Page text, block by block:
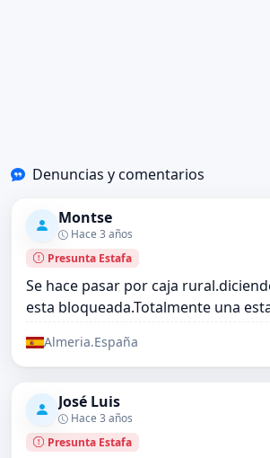
Denuncias y comentarios
Montse
Hace 3 años
Presunta Estafa
Se hace pasar por caja
esta bloqueada.Totalmente una
Almeria.España
José Luis
Hace 3 años
Presunta Estafa